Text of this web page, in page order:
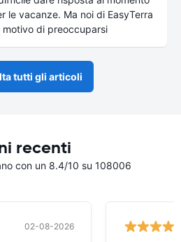
le vacanze. Ma noi di EasyTerra
di preoccuparsi
tutti gli articoli
recenti
con un 8.4/10 su 108006
02-08-2026